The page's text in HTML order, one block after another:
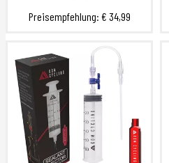
Preisempfehlung: € 34,99